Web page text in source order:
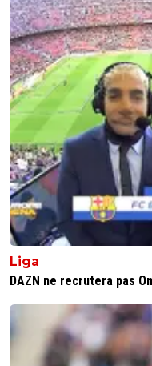
Liga
DAZN ne recrutera pas